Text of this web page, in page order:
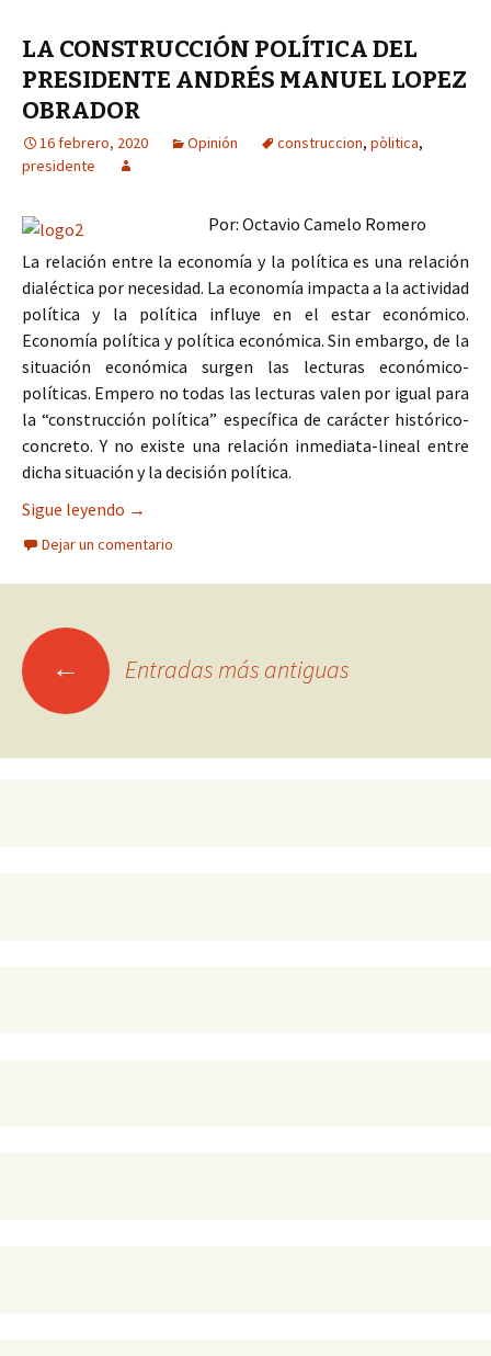
LA CONSTRUCCIÓN POLÍTICA DEL
PRESIDENTE ANDRÉS MANUEL LOPEZ
OBRADOR
16 febrero, 2020 Opinión construccion, pòlitica,
presidente
Por: Octavio Camelo Romero
La relación entre la economía y la política es una relación
dialéctica por necesidad. La economía impacta a la actividad
política y la política influye en el estar económico.
Economía política y política económica. Sin embargo, de la
situación económica surgen las lecturas económico-
políticas. Empero no todas las lecturas valen por igual para
la “construcción política” específica de carácter histórico-
concreto. Y no existe una relación inmediata-lineal entre
dicha situación y la decisión política.
Sigue leyendo LA CONSTRUCCIÓN POLÍTICA DEL
→
Dejar un comentario
Ir
← Entradas más antiguas